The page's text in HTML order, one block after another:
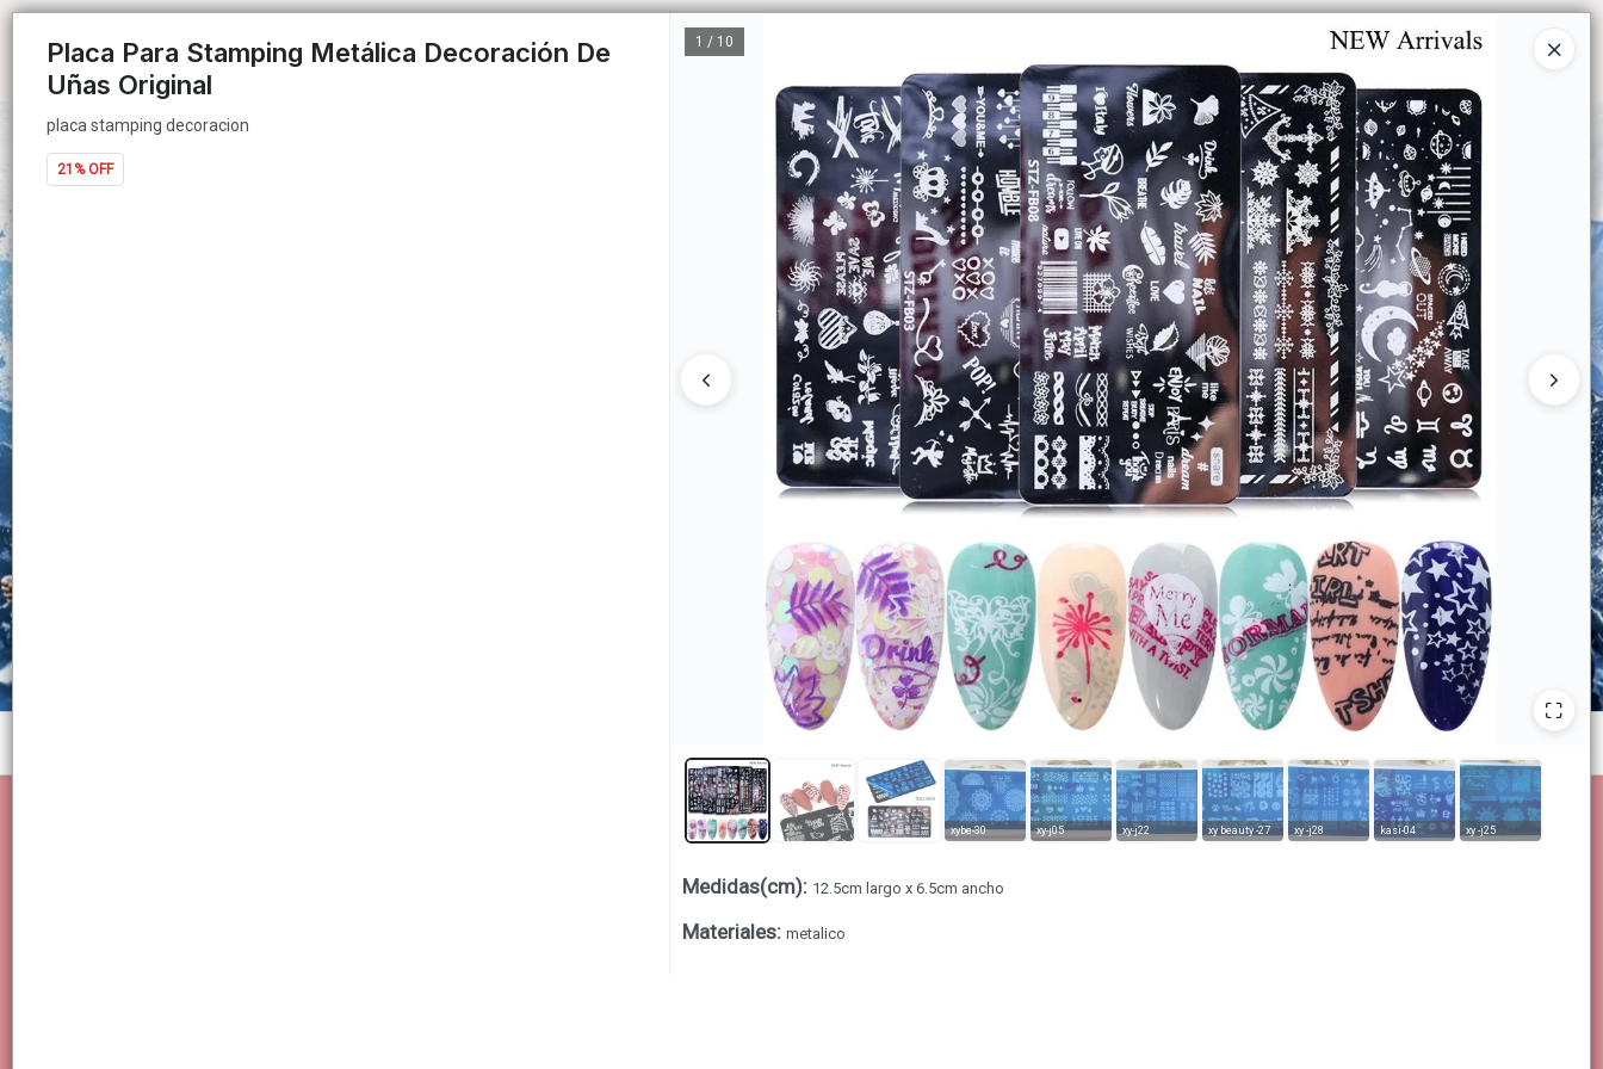
placa stamping decoracion
Placa Para Stamping Metálica Decoración De
Uñas Original
placa stamping decoracion
21% OFF
1 / 10
xybe-30 xy-j05 xy-j22 xy beauty -27 xy -j28 kasi-04 xy -j25
Medidas(cm): 12.5cm largo x 6.5cm ancho
Materiales: metalico
Ingresar a la Tienda
CÓMO COMPRAR QUIÉNES SOMOS CONTACTO